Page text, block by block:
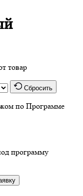
товар
Сбросить
по Программе
программу